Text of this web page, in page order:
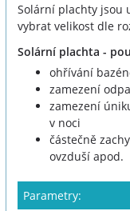
Solární plachty jsou
vybrat velikost dle
Solární plachta -
ohřívání
zamezení
zamezení
v noci
částečně
ovzduší apod.
Parametry: